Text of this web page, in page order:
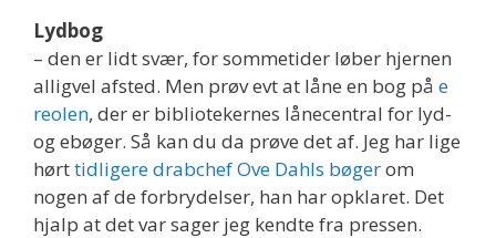
Lydbog
– den er lidt svær, for sommetider løber hjernen
alligvel afsted. Men prøv evt at låne en bog på e
reolen, der er bibliotekernes lånecentral for lyd-
og ebøger. Så kan du da prøve det af. Jeg har lige
hørttidligere drabchef Ove Dahls bøgerom
nogen af de forbrydelser, han har opklaret. Det
hjalp at det var sager jeg kendte fra pressen.